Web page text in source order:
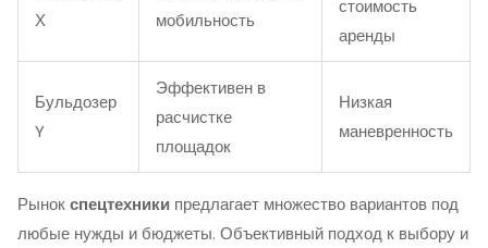
Х
мобильность
стоимость
аренды
Бульдозер
Y
Эффективен в
расчистке
площадок
Низкая
маневренность
Рынокспецтехники предлагает множество вариантов под
любые нужды и бюджеты. Объективный подход к выбору и